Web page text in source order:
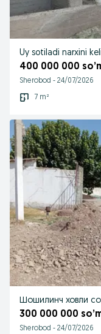
Uy sotiladi narxini
400 000 000
Sherobod - 24/07/2026
7 m²
Шошилинч ховли
300 000 000
Sherobod - 24/07/2026